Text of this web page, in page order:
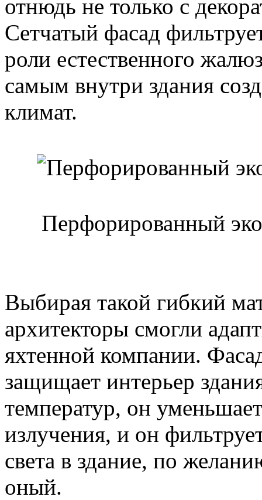
отнюдь не только с
Сетчатый фасад
роли естественного
самым внутри здания
климат.
Перфорированный
Выбирая такой гибкий
архитекторы смогли
яхтенной компании.
защищает интерьер
температур, он
излучения, и он
света в здание, по
оный.